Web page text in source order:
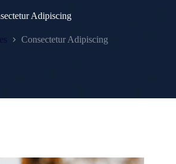
Adipiscing
Consectetur Adipiscing